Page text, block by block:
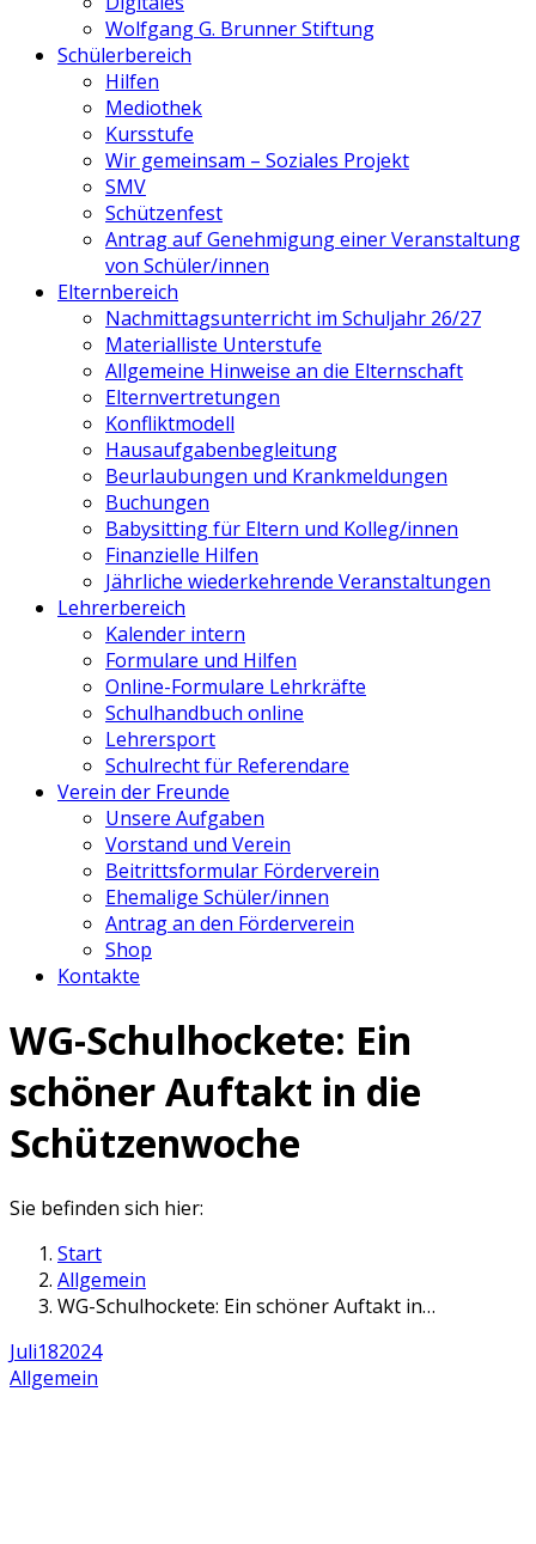
Wolfgang G. Brunner Stiftung
Schülerbereich
Hilfen
Mediothek
Kursstufe
Wir gemeinsam – Soziales Projekt
SMV
Schützenfest
Antrag auf Genehmigung einer Veranstaltung
von Schüler/innen
Elternbereich
Nachmittagsunterricht im Schuljahr 26/27
Materialliste Unterstufe
Allgemeine Hinweise an die Elternschaft
Elternvertretungen
Konfliktmodell
Hausaufgabenbegleitung
Beurlaubungen und Krankmeldungen
Buchungen
Babysitting für Eltern und Kolleg/innen
Finanzielle Hilfen
Jährliche wiederkehrende Veranstaltungen
Lehrerbereich
Kalender intern
Formulare und Hilfen
Online-Formulare Lehrkräfte
Schulhandbuch online
Lehrersport
Schulrecht für Referendare
Verein der Freunde
Unsere Aufgaben
Vorstand und Verein
Beitrittsformular Förderverein
Ehemalige Schüler/innen
Antrag an den Förderverein
Shop
Kontakte
WG-Schulhockete: Ein
schöner Auftakt in die
Schützenwoche
Sie befinden sich hier:
Start
Allgemein
WG-Schulhockete: Ein schöner Auftakt in…
Juli182024
Allgemein